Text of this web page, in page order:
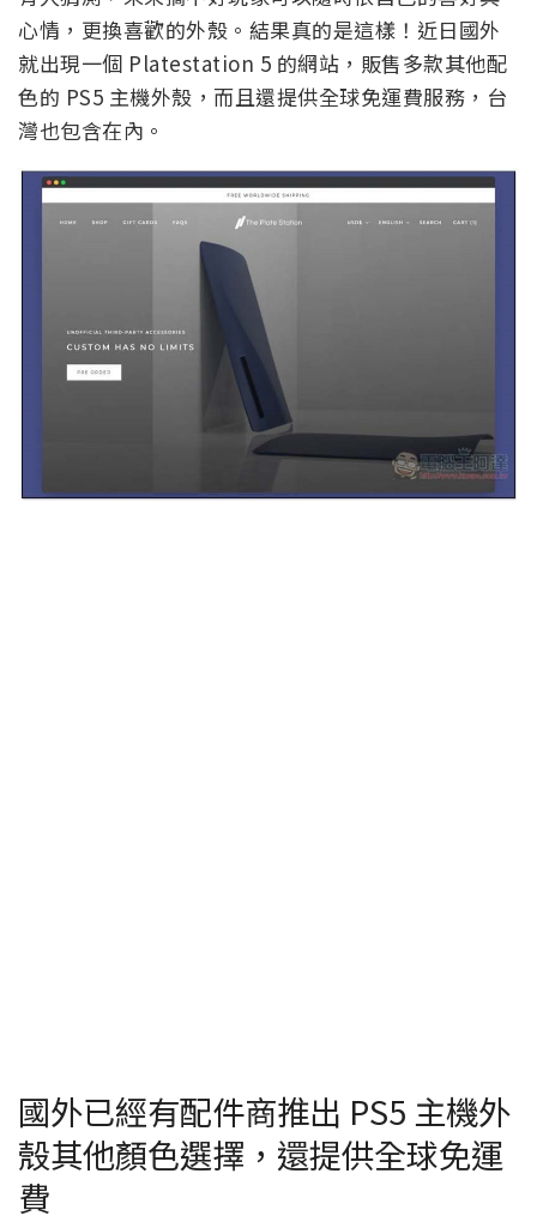
心情，更換喜歡的外殼。結果真的是這樣！近日國外
就出現一個 Platestation 5 的網站，販售多款其他配
色的 PS5 主機外殼，而且還提供全球免運費服務，台
灣也包含在內。
國外已經有配件商推出 PS5 主機外
殼其他顏色選擇，還提供全球免運
費